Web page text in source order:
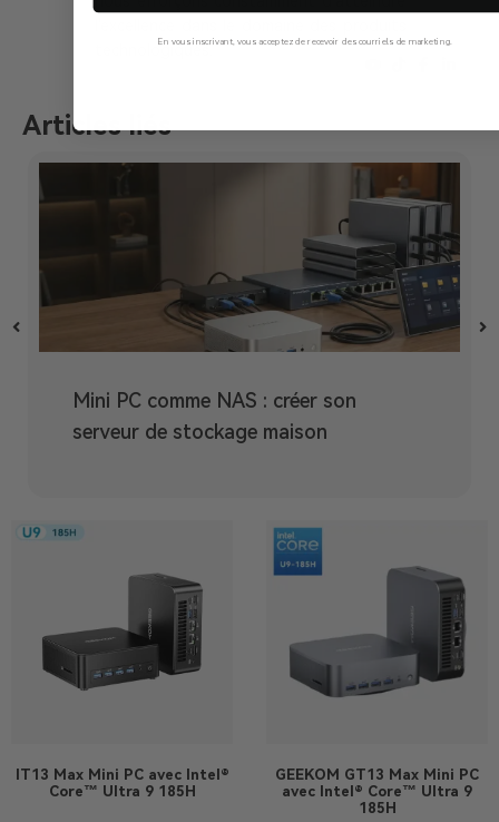
technologiques.
Articles liés
Mini PC comme NAS : créer son
serveur de stockage maison
IT13 MaxMini PC avec Intel®
Core™ Ultra 9 185H
GEEKOM GT13 Max Mini PC
avec Intel® Core™ Ultra 9
185H
En vous inscrivant, vous acceptez de recevoir des courriels de marketing.